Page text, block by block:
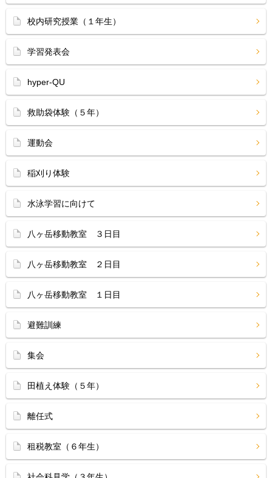
校内研究授業（１年生）
学習発表会
hyper-QU
救助袋体験（５年）
運動会
稲刈り体験
水泳学習に向けて
八ヶ岳移動教室 ３日目
八ヶ岳移動教室 ２日目
八ヶ岳移動教室 １日目
避難訓練
集会
田植え体験（５年）
離任式
租税教室（６年生）